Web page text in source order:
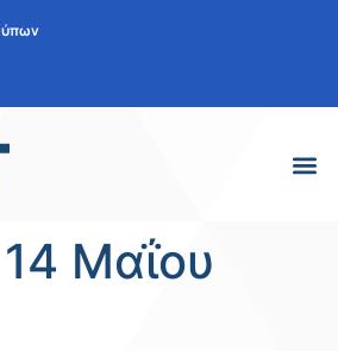
14 Μαΐου